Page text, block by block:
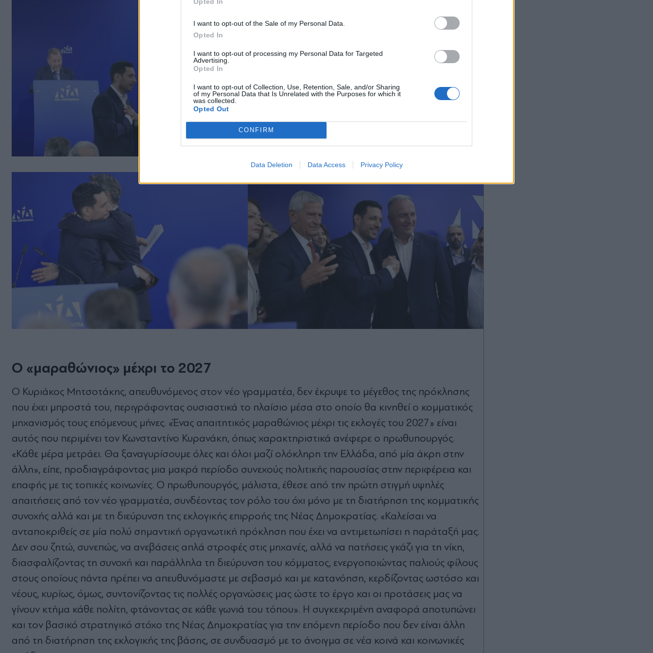
I want to opt-out of the Sale of my Personal Data.
Opted In
I want to opt-out of processing my Personal Data for Targeted
Advertising.
Opted In
I want to opt-out of Collection, Use, Retention, Sale, and/or Sharing
of my Personal Data that Is Unrelated with the Purposes for which it
was collected.
Opted Out
CONFIRM
Data Deletion Data Access Privacy Policy
Ο «μαραθώνιος» μέχρι το 2027
Ο Κυριάκος Μητσοτάκης, απευθυνόμενος στον νέο γραμματέα, δεν έκρυψε το μέγεθος της πρόκλησης
που έχει μπροστά του, περιγράφοντας ουσιαστικά το πλαίσιο μέσα στο οποίο θα κινηθεί ο κομματικός
μηχανισμός τους επόμενους μήνες. «Ένας απαιτητικός μαραθώνιος μέχρι τις εκλογές του 2027» είναι
αυτός που περιμένει τον Κωνσταντίνο Κυρανάκη, όπως χαρακτηριστικά ανέφερε ο πρωθυπουργός.
«Κάθε μέρα μετράει. Θα ξαναγυρίσουμε όλες και όλοι μαζί ολόκληρη την Ελλάδα, από μία άκρη στην
άλλη», είπε, προδιαγράφοντας μια μακρά περίοδο συνεχούς πολιτικής παρουσίας στην περιφέρεια και
επαφής με τις τοπικές κοινωνίες. Ο πρωθυπουργός, μάλιστα, έθεσε από την πρώτη στιγμή υψηλές
απαιτήσεις από τον νέο γραμματέα, συνδέοντας τον ρόλο του όχι μόνο με τη διατήρηση της κομματικής
συνοχής αλλά και με τη διεύρυνση της εκλογικής επιρροής της Νέας Δημοκρατίας. «Καλείσαι να
ανταποκριθείς σε μία πολύ σημαντική οργανωτική πρόκληση που έχει να αντιμετωπίσει η παράταξή μας.
Δεν σου ζητώ, συνεπώς, να ανεβάσεις απλά στροφές στις μηχανές, αλλά να πατήσεις γκάζι για τη νίκη,
διασφαλίζοντας τη συνοχή και παράλληλα τη διεύρυνση του κόμματος, ενεργοποιώντας παλιούς φίλους
στους οποίους πάντα πρέπει να απευθυνόμαστε με σεβασμό και με κατανόηση, κερδίζοντας ωστόσο και
νέους, κυρίως, όμως, συντονίζοντας τις πολλές οργανώσεις μας ώστε το έργο και οι προτάσεις μας να
γίνουν κτήμα κάθε πολίτη, φτάνοντας σε κάθε γωνιά του τόπου». Η συγκεκριμένη αναφορά αποτυπώνει
και τον βασικό στρατηγικό στόχο της Νέας Δημοκρατίας για την επόμενη περίοδο που δεν είναι άλλη
από τη διατήρηση της εκλογικής της βάσης, σε συνδυασμό με το άνοιγμα σε νέα κοινά και κοινωνικές
Αποδέχομαι τουςόρους χρήσης